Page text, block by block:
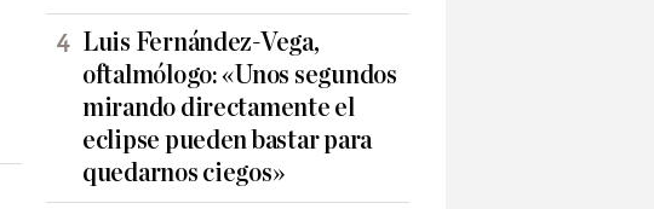
Luis Fernández-Vega,
oftalmólogo: «Unos segundos
mirando directamente el
eclipse pueden bastar para
quedarnos ciegos»